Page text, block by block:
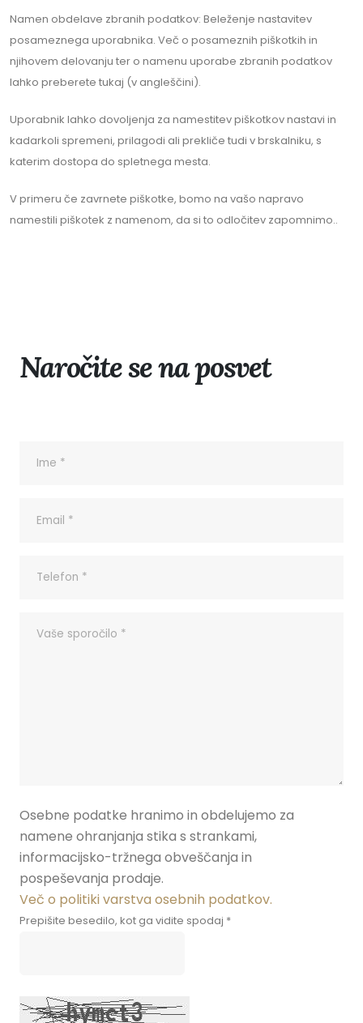
Namen obdelave zbranih podatkov: Beleženje nastavitev
posameznega uporabnika. Več o posameznih piškotkih in
njihovem delovanju ter o namenu uporabe zbranih podatkov
lahko preberete tukaj (v angleščini).
Uporabnik lahko dovoljenja za namestitev piškotkov nastavi in
kadarkoli spremeni, prilagodi ali prekliče tudi v brskalniku, s
katerim dostopa do spletnega mesta.
V primeru če zavrnete piškotke, bomo na vašo napravo
namestili piškotek z namenom, da si to odločitev zapomnimo..
Naročite se na posvet
Osebne podatke hranimo in obdelujemo za
namene ohranjanja stika s strankami,
informacijsko-tržnega obveščanja in
pospeševanja prodaje.
Več o politiki varstva osebnih podatkov.
Prepišite besedilo, kot ga vidite spodaj *